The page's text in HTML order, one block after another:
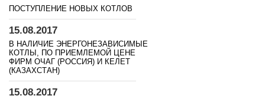
ПОСТУПЛЕНИЕ НОВЫХ КОТЛОВ
15.08.2017
В НАЛИЧИЕ ЭНЕРГОНЕЗАВИСИМЫЕ
КОТЛЫ, ПО ПРИЕМЛЕМОЙ ЦЕНЕ
ФИРМ ОЧАГ (РОССИЯ) И КЕЛЕТ
(КАЗАХСТАН)
15.08.2017